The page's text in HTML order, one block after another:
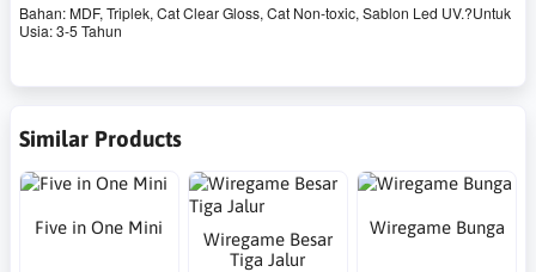
Bahan: MDF, Triplek, Cat Clear Gloss, Cat Non-toxic, Sablon Led UV.?Untuk
Usia: 3-5 Tahun
Similar Products
Five in One Mini
Wiregame Besar
Tiga Jalur
Wiregame Bunga